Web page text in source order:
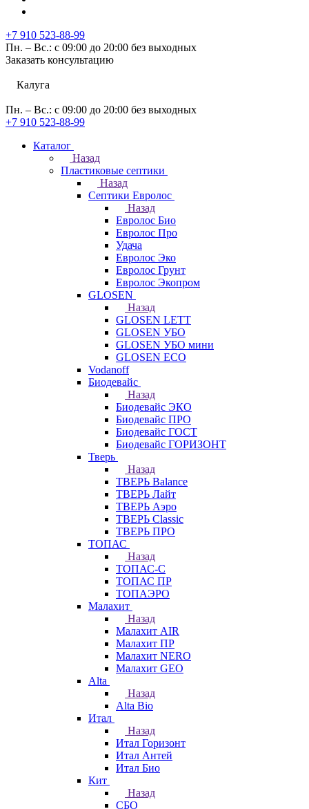
+7 910 523-88-99
Пн. – Вс.: с 09:00 до 20:00 без выходных
Заказать консультацию
Калуга
Пн. – Вс.: с 09:00 до 20:00 без выходных
+7 910 523-88-99
Каталог
Назад
Пластиковые септики
Назад
Септики Евролос
Назад
Евролос Био
Евролос Про
Удача
Евролос Эко
Евролос Грунт
Евролос Экопром
GLOSEN
Назад
GLOSEN LETT
GLOSEN УБО
GLOSEN УБО мини
GLOSEN ECO
Vodanoff
Биодевайс
Назад
Биодевайс ЭКО
Биодевайс ПРО
Биодевайс ГОСТ
Биодевайс ГОРИЗОНТ
Тверь
Назад
ТВЕРЬ Balance
ТВЕРЬ Лайт
ТВЕРЬ Аэро
ТВЕРЬ Classic
ТВЕРЬ ПРО
ТОПАС
Назад
ТОПАС-С
ТОПАС ПР
ТОПАЭРО
Малахит
Назад
Малахит AIR
Малахит ПР
Малахит NERO
Малахит GEO
Alta
Назад
Alta Bio
Итал
Назад
Итал Горизонт
Итал Антей
Итал Био
Кит
Назад
СБО